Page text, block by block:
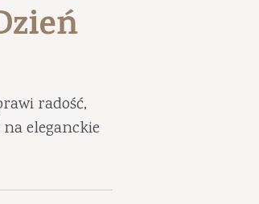
radość,
eleganckie